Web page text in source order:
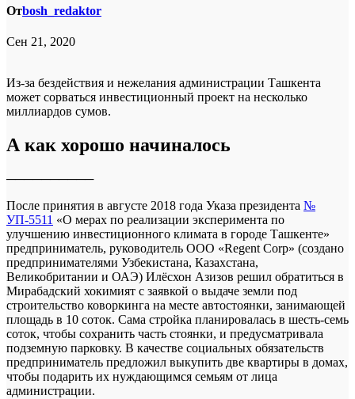
Отbosh_redaktor
Сен 21, 2020
Из-за бездействия и нежелания администрации Ташкента
может сорваться инвестиционный проект на несколько
миллиардов сумов.
А как хорошо начиналось
──────────
После принятия в августе 2018 года Указа президента №
УП-5511 «О мерах по реализации эксперимента по
улучшению инвестиционного климата в городе Ташкенте»
предприниматель, руководитель ООО «Regent Corp» (создано
предпринимателями Узбекистана, Казахстана,
Великобритании и ОАЭ) Илёсхон Азизов решил обратиться в
Мирабадский хокимият с заявкой о выдаче земли под
строительство коворкинга на месте автостоянки, занимающей
площадь в 10 соток. Сама стройка планировалась в шесть-семь
соток, чтобы сохранить часть стоянки, и предусматривала
подземную парковку. В качестве социальных обязательств
предприниматель предложил выкупить две квартиры в домах,
чтобы подарить их нуждающимся семьям от лица
администрации.